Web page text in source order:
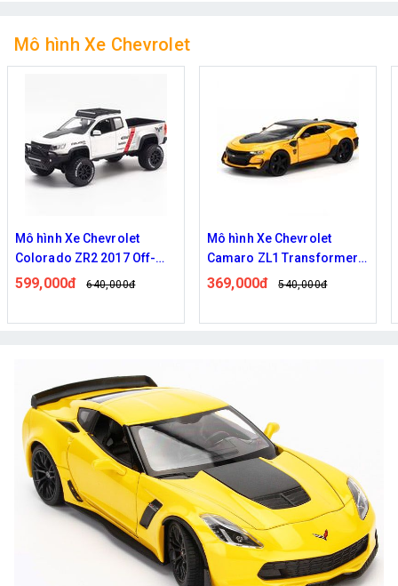
Mô hình Xe Chevrolet
Mô hình Xe Chevrolet
Colorado ZR2 2017 Off-
Road 1:27
599,000đ 640,000đ
Mô hình Xe Chevrolet
Camaro ZL1 Transformers
Bumblebee Edition 1:24
369,000đ 540,000đ